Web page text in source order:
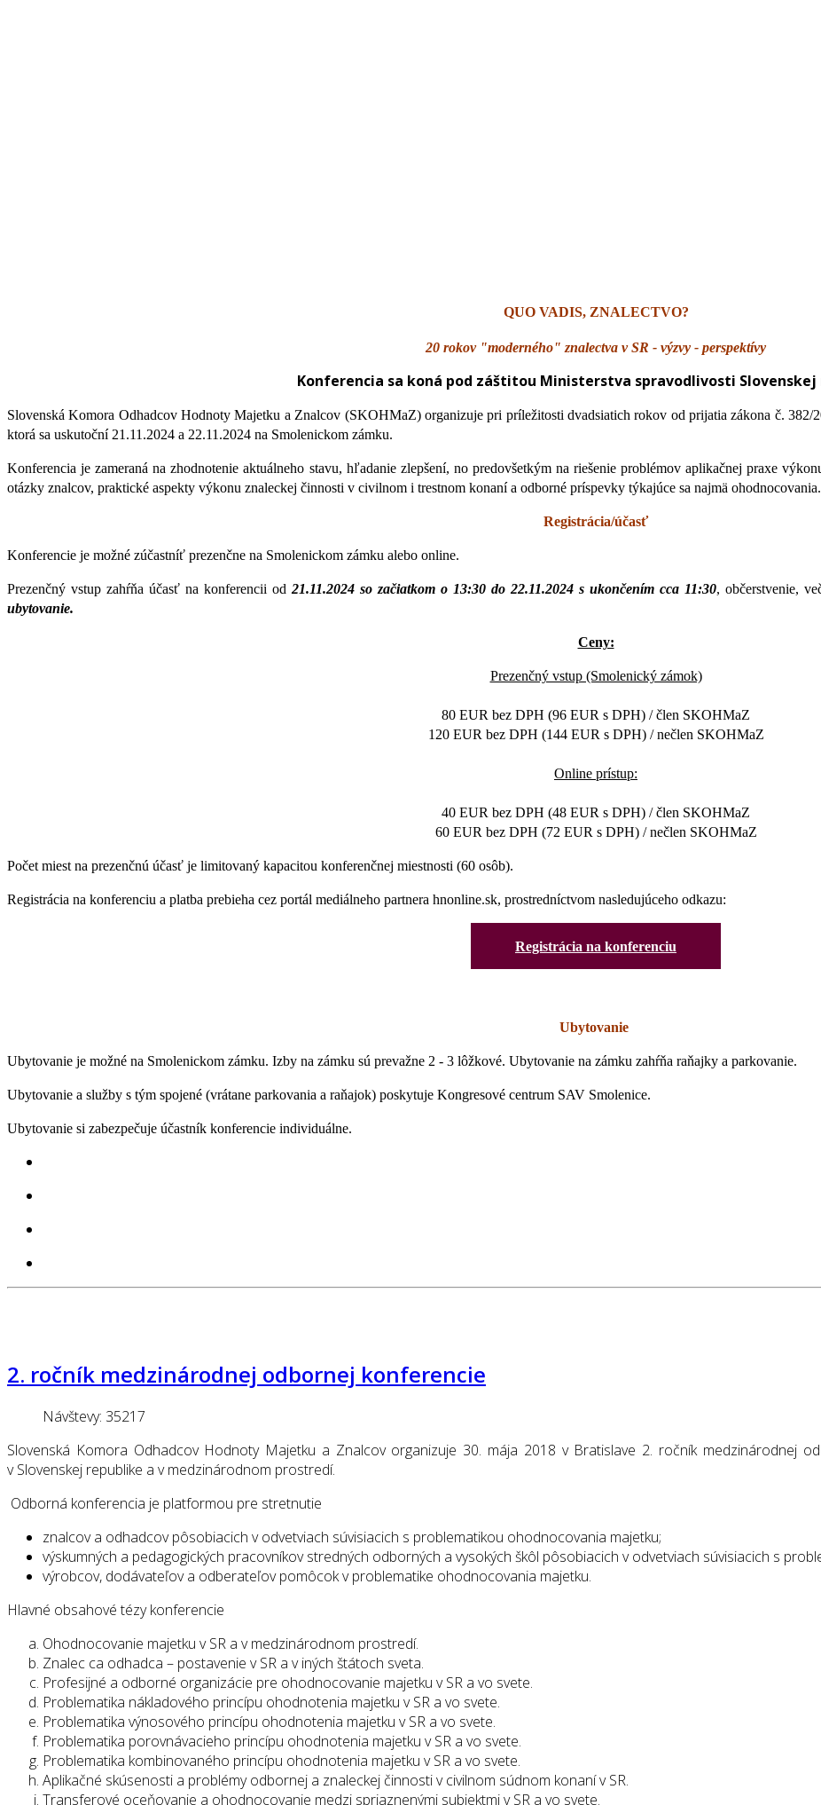
QUO VADIS, ZNALECTVO?
20 rokov "moderného" znalectva v SR - výzvy - perspektívy
Konferencia sa koná pod záštitou Ministerstva spravodlivosti
Slovenská Komora Odhadcov Hodnoty Majetku a Znalcov (SKOHMaZ) organizuje pri príležitosti dvadsiatich rokov od prijatia zákona č.
ktorá sa uskutoční 21.11.2024 a 22.11.2024 na Smolenickom zámku.
Konferencia je zameraná na zhodnotenie aktuálneho stavu, hľadanie zlepšení, no predovšetkým na riešenie problémov aplikačnej praxe
otázky znalcov, praktické aspekty výkonu znaleckej činnosti v civilnom i trestnom konaní a odborné príspevky týkajúce sa najmä
Registrácia/účasť
Konferencie je možné zúčastníť prezenčne na Smolenickom zámku alebo online.
Prezenčný vstup zahŕňa účasť na konferencii od21.11.2024 so začiatkom o 13:30 do 22.11.2024 s ukončením cca 11:30, občerstvenie,
ubytovanie.
Ceny:
Prezenčný vstup (Smolenický zámok)
80 EUR bez DPH (96 EUR s DPH) / člen SKOHMaZ
120 EUR bez DPH (144 EUR s DPH) / nečlen SKOHMaZ
Online prístup:
40 EUR bez DPH (48 EUR s DPH) / člen SKOHMaZ
60 EUR bez DPH (72 EUR s DPH) / nečlen SKOHMaZ
Počet miest na prezenčnú účasť je limitovaný kapacitou konferenčnej miestnosti (60 osôb).
Registrácia na konferenciu a platba prebieha cez portál mediálneho partnera hnonline.sk, prostredníctvom nasledujúceho odkazu:
Registrácia na konferenciu
Ubytovanie
Ubytovanie je možné na Smolenickom zámku. Izby na zámku sú prevažne 2 - 3 lôžkové. Ubytovanie na zámku zahŕňa raňajky a parkovanie.
Ubytovanie a služby s tým spojené (vrátane parkovania a raňajok) poskytuje Kongresové centrum SAV Smolenice.
Ubytovanie si zabezpečuje účastník konferencie individuálne.
2. ročník medzinárodnej odbornej konferencie
Návštevy: 35217
Slovenská Komora Odhadcov Hodnoty Majetku a Znalcov organizuje 30. mája 2018 v Bratislave 2. ročník medzinárodnej
v Slovenskej republike a v medzinárodnom prostredí.
Odborná konferencia je platformou pre stretnutie
znalcov a odhadcov pôsobiacich v odvetviach súvisiacich s problematikou ohodnocovania majetku;
výskumných a pedagogických pracovníkov stredných odborných a vysokých škôl pôsobiacich v odvetviach súvisiacich s
výrobcov, dodávateľov a odberateľov pomôcok v problematike ohodnocovania majetku.
Hlavné obsahové tézy konferencie
Ohodnocovanie majetku v SR a v medzinárodnom prostredí.
Znalec ca odhadca – postavenie v SR a v iných štátoch sveta.
Profesijné a odborné organizácie pre ohodnocovanie majetku v SR a vo svete.
Problematika nákladového princípu ohodnotenia majetku v SR a vo svete.
Problematika výnosového princípu ohodnotenia majetku v SR a vo svete.
Problematika porovnávacieho princípu ohodnotenia majetku v SR a vo svete.
Problematika kombinovaného princípu ohodnotenia majetku v SR a vo svete.
Aplikačné skúsenosti a problémy odbornej a znaleckej činnosti v civilnom súdnom konaní v SR.
Transferové oceňovanie a ohodnocovanie medzi spriaznenými subjektmi v SR a vo svete.